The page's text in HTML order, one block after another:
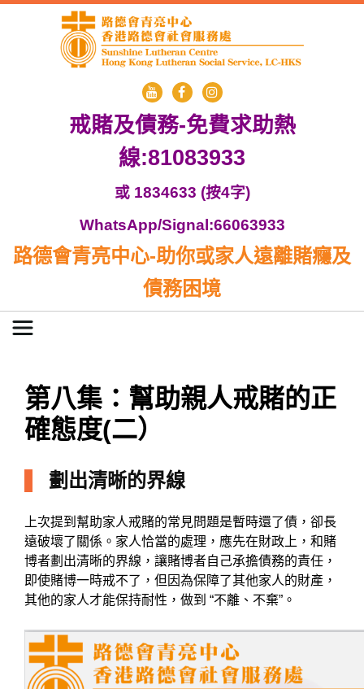
戒賭及債務-免費求助熱
線:81083933
或 1834633 (按4字)
WhatsApp/Signal:66063933
路德會青亮中心-助你或家人遠離賭癮及
債務困境
第八集：幫助親人戒賭的正
確態度(二）
劃出清晰的界線
上次提到幫助家人戒賭的常見問題是暫時還了債，卻長
遠破壞了關係。家人恰當的處理，應先在財政上，和賭
博者劃出清晰的界線，讓賭博者自己承擔債務的責任，
即使賭博一時戒不了，但因為保障了其他家人的財產，
其他的家人才能保持耐性，做到 “不離、不棄”。